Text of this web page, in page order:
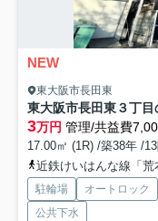
NEW
東大阪市長田東
東大阪市長田東３丁
3万円 管理/共益費
17.00㎡ (1R) /築38年 /
近鉄けいはんな線「
駐輪場 オートロック
公共下水